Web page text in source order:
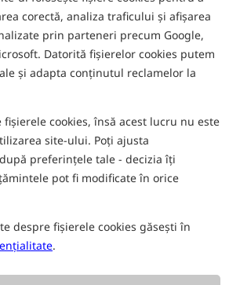
corectă, analiza traficului și afișarea
prin parteneri precum Google,
Datorită fișierelor cookies putem
și adapta conținutul reclamelor la
fișierele cookies, însă acest lucru nu este
site-ului. Poți ajusta
preferințele tale - decizia îți
pot fi modificate în orice
despre fișierele cookies găsești în
.
depozitul nostru